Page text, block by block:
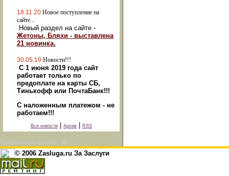
18.11.20 Новое поступление на
сайте...
Новый раздел на сайте -
Жетоны, Бляхи - выставлена
21 новинка.
30.05.19 Новости!!!
С 1 июня 2019 года сайт
работает только по
предоплате на карты СБ,
Тинькофф или ПочтаБанк!!!
С наложенным платежом - не
работаем!!!
Все новости Архив RSS
Посетителей на сайте: 35
© 2006 Zasluga.ru За Заслуги